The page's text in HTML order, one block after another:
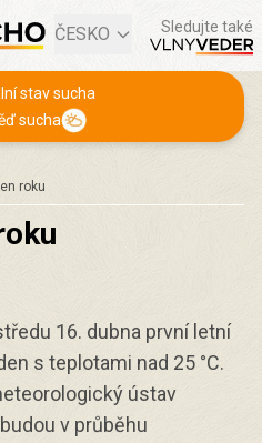
ČESKO Sledujte také
stav sucha
sucha
roku
16. dubna první letní
s teplotami nad 25 °C.
ústav
v průběhu